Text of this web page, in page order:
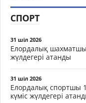
СПОРТ
31 шіл 2026
Елордалық
жүлдегері атанды
31 шіл 2026
Елордалық спортшы
күміс жүлдегері